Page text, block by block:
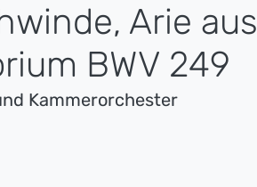
Arie aus
BWV 249
Kammerorchester